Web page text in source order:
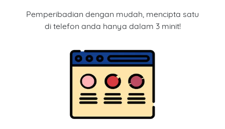
Pemperibadian dengan mudah, mencipta satu
di telefon anda hanya dalam 3 minit!